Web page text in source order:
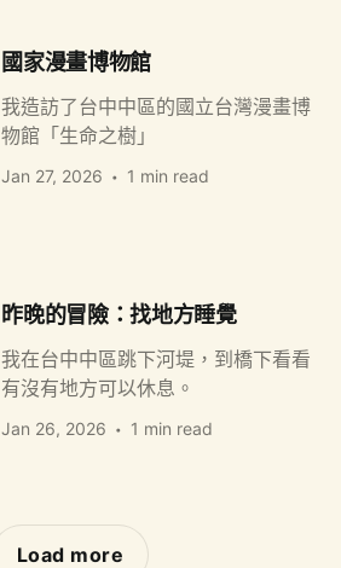
國家漫畫博物館
我造訪了台中中區的國立台灣漫畫博
物館「生命之樹」
Jan 27, 2026 1 min read
昨晚的冒險：找地方睡覺
我在台中中區跳下河堤，到橋下看看
有沒有地方可以休息。
Jan 26, 2026 1 min read
Load more